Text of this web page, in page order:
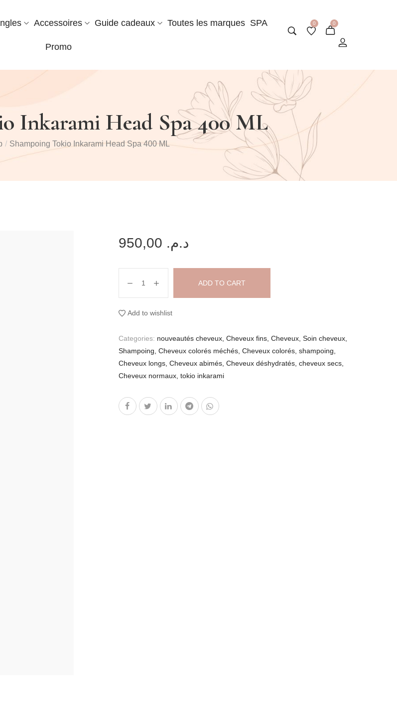
Accessoires Guide cadeaux Toutes les marques SPA
Promo
0 0
Inkarami Head Spa 400 ML
/ Shampoing Tokio Inkarami Head Spa 400 ML
د.م.
ADD TO CART
Add to wishlist
Categories: nouveautés cheveux, Cheveux fins, Cheveux, Soin cheveux,
Shampoing Cheveux colorés méchés, Cheveux colorés, shampoing
Cheveux longs, Cheveux abimés, Cheveux déshydratés, cheveux secs,
Cheveux normaux, tokio inkarami